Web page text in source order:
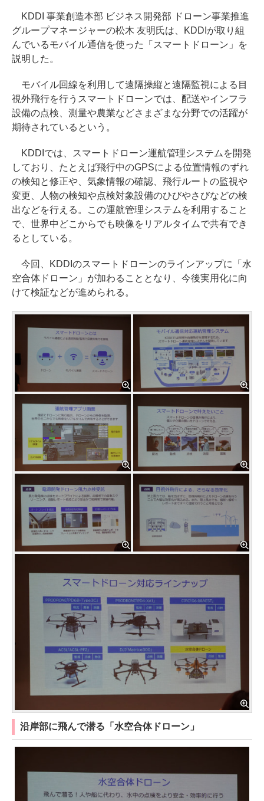
KDDI 事業創造本部 ビジネス開発部 ドローン事業推進
グループマネージャーの松木 友明氏は、KDDIが取り組
んでいるモバイル通信を使った「スマートドローン」を
説明した。
モバイル回線を利用して遠隔操縦と遠隔監視による目
視外飛行を行うスマートドローンでは、配送やインフラ
設備の点検、測量や農業などさまざまな分野での活躍が
期待されているという。
KDDIでは、スマートドローン運航管理システムを開発
しており、たとえば飛行中のGPSによる位置情報のずれ
の検知と修正や、気象情報の確認、飛行ルートの監視や
変更、人物の検知や点検対象設備のひびやさびなどの検
出などを行える。この運航管理システムを利用すること
で、世界中どこからでも映像をリアルタイムで共有でき
るとしている。
今回、KDDIのスマートドローンのラインアップに「水
空合体ドローン」が加わることとなり、今後実用化に向
けて検証などが進められる。
沿岸部に飛んで潜る「水空合体ドローン」